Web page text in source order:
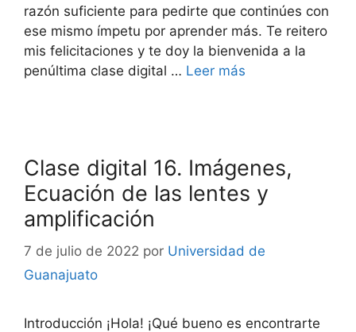
razón suficiente para pedirte que continúes con
ese mismo ímpetu por aprender más. Te reitero
mis felicitaciones y te doy la bienvenida a la
penúltima clase digital … Leer más
Clase digital 16. Imágenes,
Ecuación de las lentes y
amplificación
7 de julio de 2022 por Universidad de
Guanajuato
Introducción ¡Hola! ¡Qué bueno es encontrarte